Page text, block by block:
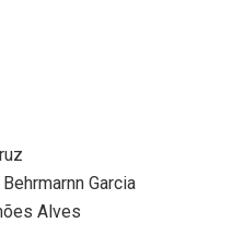
Garcia
Alves